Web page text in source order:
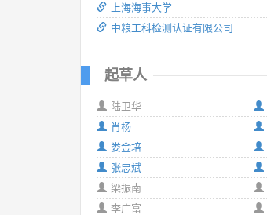
上海海事大学
中粮工科检测认证有限公司
起草人
陆卫华
肖杨
娄金培
张忠斌
梁振南
李广富